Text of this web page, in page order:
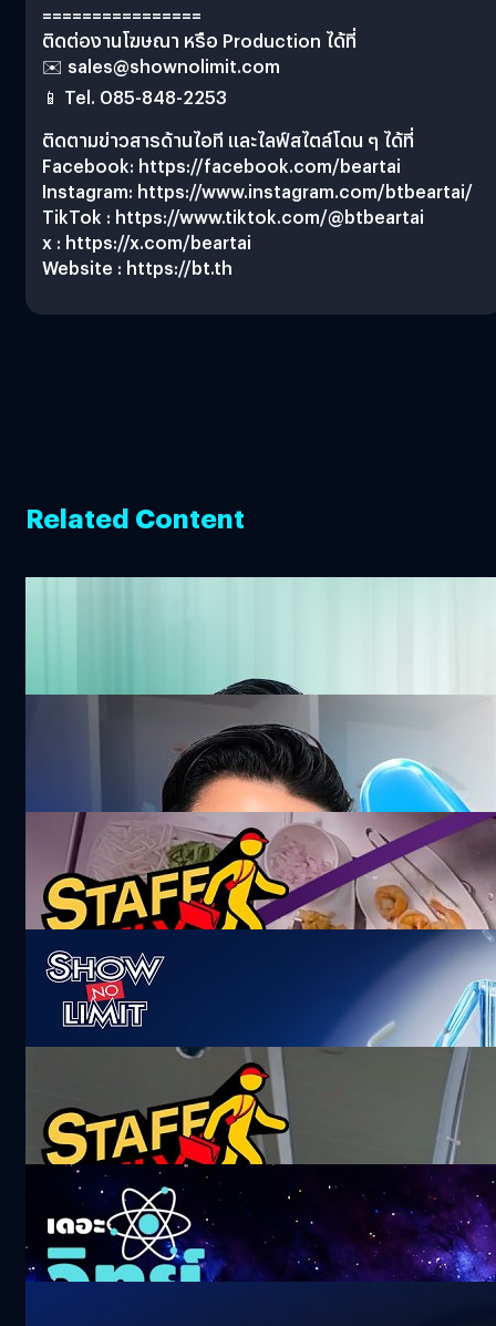
================
ติดต่องานโฆษณา หรือ Production ได้ที่
✉️ sales@shownolimit.com
📱 Tel. 085-848-2253
ติดตามข่าวสารด้านไอที และไลฟ์สไตล์โดน ๆ ได้ที่
Facebook: https://facebook.com/beartai
Instagram: https://www.instagram.com/btbeartai/
TikTok : https://www.tiktok.com/@btbeartai
x : https://x.com/beartai
Website : https://bt.th
Related Content
เผยความลับวงการ 3D Printer จากผู้เชี่ยวชาญ
กว่า 14 ปี | Siamreprap
114.8k views 3 months ago
1 วันกับ เชฟกระติ๊บ กับอาชีพในฝัน เชฟในเลานจ์
การบินไทย
55.3k views 1 month ago
ถ่ายทอดสดงานประกาศรางวัล “The 2nd bt
Awards : The Impact Makers”
3.2k views 4 months ago
ก่อนถึงหน้าร้าน หลังบ้านก็สำคัญ พนักงาน
กระจายสินค้า 7-11 | Staff Only
215.9k views 2 months ago
เมื่อจักรวาลไม่ได้เงียบอย่างที่คิด | เดอะวิทย์ด้อม
59.1k views 29 days ago